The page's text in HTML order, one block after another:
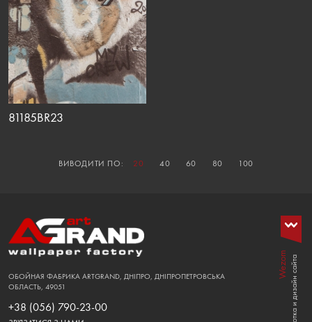
81185BR23
ВИВОДИТИ ПО: 20 40 60 80 100
ОБОЙНАЯ ФАБРИКА ARTGRAND, ДНІПРО, ДНІПРОПЕТРОВСЬКА
ОБЛАСТЬ, 49051
+38 (056) 790-23-00
WezomРозработка и дизайн сайта